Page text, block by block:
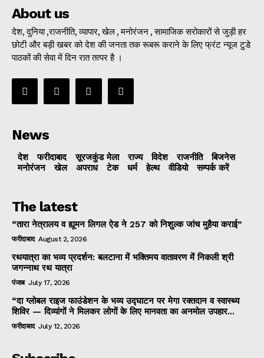
About us
देश, दुनिया ,राजनीति, व्यापार, खेल , मनोरंजन , सामाजिक सरोकारों से जुड़ी हर
छोटी और बड़ी खबर को देश की जनता तक रूबरू कराने के लिए फ्रंट न्यूज टुडे
पाठकों की सेवा में दिन रात तत्पर है ।
News
देश फरीदाबाद सूरजकुंड मेला राज्‍य विदेश राजनीति
बिजनेस
मनोरंजन
खेल अपराध टेक धर्म हेल्थ वीडियो सम्पर्क करें
The latest
“तारा नेत्रालय व ह्यूमन लिगल ऐड ने 257 को निशुल्क जांच मुहैया कराई”
फरीदाबाद August 2, 2026
रथयात्रा का भव्य प्रदर्शन: बलटाना में भक्तिमय वातावरण में निकली श्री
जगन्नाथ रथ यात्रा
पंजाब July 17, 2026
“दा ग्लोबल राइज फाउंडेशन के भव्य उद्घाटन पर मेगा रक्तदान व स्वास्थ्य
शिविर — दिव्यांगों ने मिलकर लोगों के लिए मानवता का अनमोल उपहार...
फरीदाबाद July 12, 2026